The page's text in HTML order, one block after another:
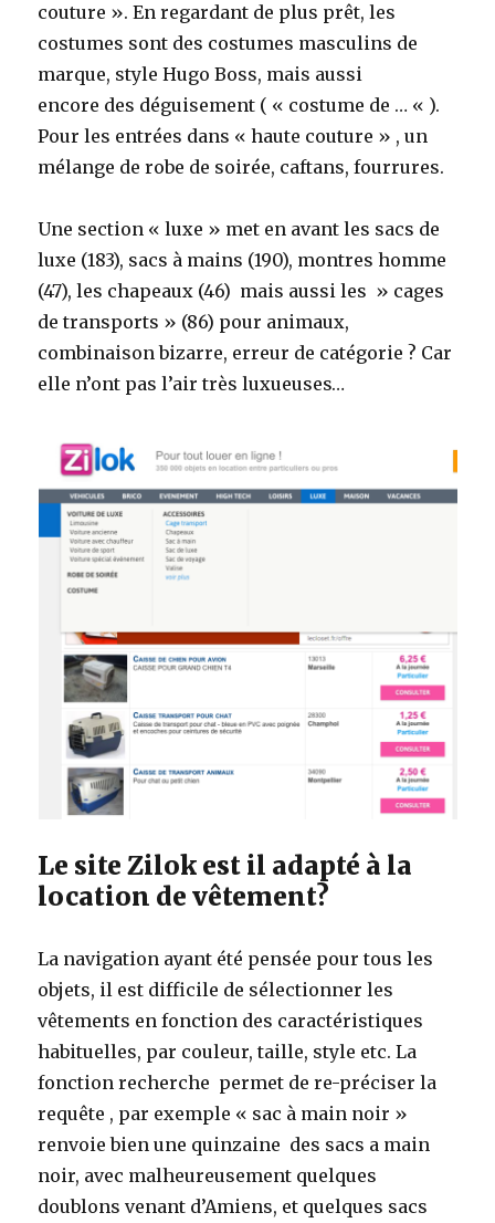
couture ». En regardant de plus prêt, les
costumes sont des costumes masculins de
marque, style Hugo Boss, mais aussi
encore des déguisement ( « costume de … « ).
Pour les entrées dans « haute couture » , un
mélange de robe de soirée, caftans, fourrures.
Une section « luxe » met en avant les sacs de
luxe (183), sacs à mains (190), montres homme
(47), les chapeaux (46) mais aussi les » cages
de transports » (86) pour animaux,
combinaison bizarre, erreur de catégorie ? Car
elle n’ont pas l’air très luxueuses…
Le site Zilok est il adapté à la
location de vêtement?
La navigation ayant été pensée pour tous les
objets, il est difficile de sélectionner les
vêtements en fonction des caractéristiques
habituelles, par couleur, taille, style etc. La
fonction recherche permet de re-préciser la
requête , par exemple « sac à main noir »
renvoie bien une quinzaine des sacs a main
noir, avec malheureusement quelques
doublons venant d’Amiens, et quelques sacs